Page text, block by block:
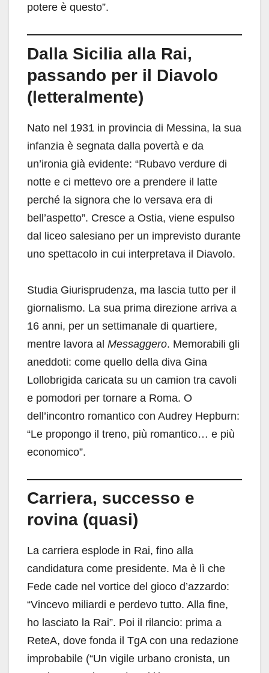
potere è questo”.
Dalla Sicilia alla Rai,
passando per il Diavolo
(letteralmente)
Nato nel 1931 in provincia di Messina, la sua
infanzia è segnata dalla povertà e da
un’ironia già evidente: “Rubavo verdure di
notte e ci mettevo ore a prendere il latte
perché la signora che lo versava era di
bell’aspetto”. Cresce a Ostia, viene espulso
dal liceo salesiano per un imprevisto durante
uno spettacolo in cui interpretava il Diavolo.
Studia Giurisprudenza, ma lascia tutto per il
giornalismo. La sua prima direzione arriva a
16 anni, per un settimanale di quartiere,
mentre lavora al Messaggero. Memorabili gli
aneddoti: come quello della diva Gina
Lollobrigida caricata su un camion tra cavoli
e pomodori per tornare a Roma. O
dell’incontro romantico con Audrey Hepburn:
“Le propongo il treno, più romantico… e più
economico”.
Carriera, successo e
rovina (quasi)
La carriera esplode in Rai, fino alla
candidatura come presidente. Ma è lì che
Fede cade nel vortice del gioco d’azzardo:
“Vincevo miliardi e perdevo tutto. Alla fine,
ho lasciato la Rai”. Poi il rilancio: prima a
ReteA, dove fonda il TgA con una redazione
improbabile (“Un vigile urbano cronista, un